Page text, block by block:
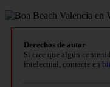
Derechos de autor
Si cree que algún
intelectual, contacte en